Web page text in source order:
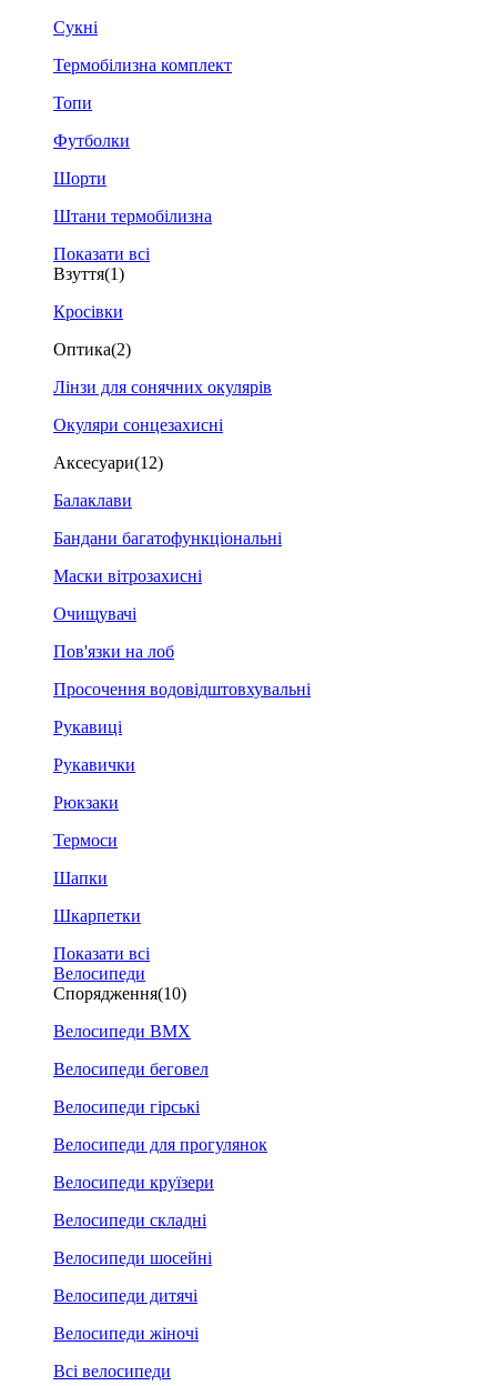
Сукні
Термобілизна комплект
Топи
Футболки
Шорти
Штани термобілизна
Показати всі
Взуття(1)
Кросівки
Оптика(2)
Лінзи для сонячних окулярів
Окуляри сонцезахисні
Аксесуари(12)
Балаклави
Бандани багатофункціональні
Маски вітрозахисні
Очищувачі
Пов'язки на лоб
Просочення водовідштовхувальні
Рукавиці
Рукавички
Рюкзаки
Термоси
Шапки
Шкарпетки
Показати всі
Велосипеди
Спорядження(10)
Велосипеди BMX
Велосипеди беговел
Велосипеди гірські
Велосипеди для прогулянок
Велосипеди круїзери
Велосипеди складні
Велосипеди шосейні
Велосипеди дитячі
Велосипеди жіночі
Всі велосипеди